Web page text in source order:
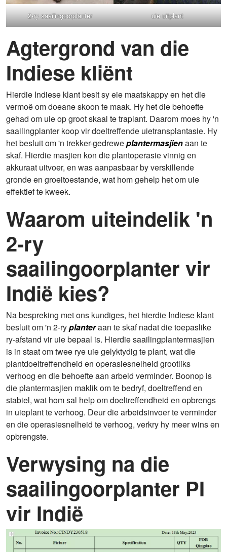
2-ry saailingoorplanter uie uitplant
Agtergrond van die
Indiese kliënt
Hierdie Indiese klant besit sy eie maatskappy en het die
vermoë om doeane skoon te maak. Hy het die behoefte
gehad om uie op groot skaal te traplant. Daarom moes hy 'n
saailingplanter koop vir doeltreffende uietransplantasie. Hy
het besluit om 'n trekker-gedreweplantermasjienaan te
skaf. Hierdie masjien kon die plantoperasie vinnig en
akkuraat uitvoer, en was aanpasbaar by verskillende
gronde en groeitoestande, wat hom gehelp het om uie
effektief te kweek.
Waarom uiteindelik 'n
2-ry
saailingoorplanter vir
Indië kies?
Na bespreking met ons kundiges, het hierdie Indiese klant
besluit om 'n 2-ryplanteraan te skaf nadat die toepaslike
ry-afstand vir uie bepaal is. Hierdie saailingplantermasjien
is in staat om twee rye uie gelyktydig te plant, wat die
plantdoeltreffendheid en operasiesnelheid grootliks
verhoog en die behoefte aan arbeid verminder. Boonop is
die plantermasjien maklik om te bedryf, doeltreffend en
stabiel, wat hom sal help om doeltreffendheid en opbrengs
in uieplant te verhoog. Deur die arbeidsinvoer te verminder
en die operasiesnelheid te verhoog, verkry hy meer wins en
opbrengste.
Verwysing na die
saailingoorplanter PI
vir Indië